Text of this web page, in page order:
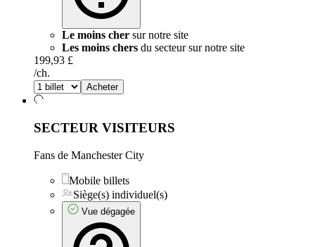
Le moins cher sur notre site
Les moins chers du secteur sur notre site
199,93 £
/ch.
Acheter
SECTEUR VISITEURS
Fans de Manchester City
Mobile billets
Siège(s) individuel(s)
Vue dégagée